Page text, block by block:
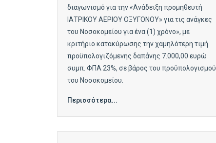
διαγωνισμό για την «Ανάδειξη προμηθευτή
ΙΑΤΡΙΚΟΥ ΑΕΡΙΟΥ ΟΞΥΓΟΝΟΥ» για τις ανάγκες
του Νοσοκομείου για ένα (1) χρόνο», με
κριτήριο κατακύρωσης την χαμηλότερη τιμή
προϋπολογιζόμενης δαπάνης 7.000,00 ευρώ
συμπ. ΦΠΑ 23%, σε βάρος του προϋπολογισμού
του Νοσοκομείου.
Περισσότερα...